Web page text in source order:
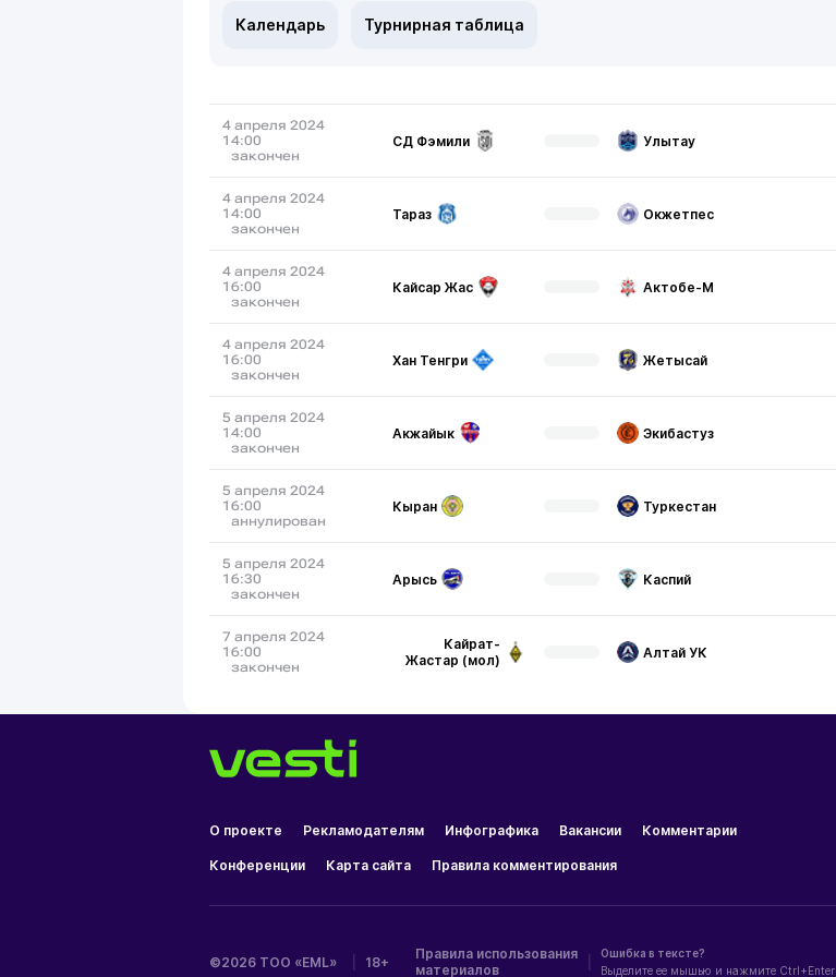
Календарь Турнирная таблица
4 апреля 2024
14:00
закончен
СД Фэмили Улытау
4 апреля 2024
14:00
закончен
Тараз Окжетпес
4 апреля 2024
16:00
закончен
Кайсар Жас Актобе-М
4 апреля 2024
16:00
закончен
Хан Тенгри Жетысай
5 апреля 2024
14:00
закончен
Акжайык Экибастуз
5 апреля 2024
16:00
аннулирован
Кыран Туркестан
5 апреля 2024
16:30
закончен
Арысь Каспий
7 апреля 2024
16:00
закончен
Кайрат-
Жастар (мол)
Алтай УК
О проекте Рекламодателям Инфографика Вакансии Комментарии
Конференции Карта сайта Правила комментирования
©2026 ТОО «EML» 18+
Правила использования
материалов
Ошибка в тексте?
Выделите ее мышью и нажмите Ctrl+Enter